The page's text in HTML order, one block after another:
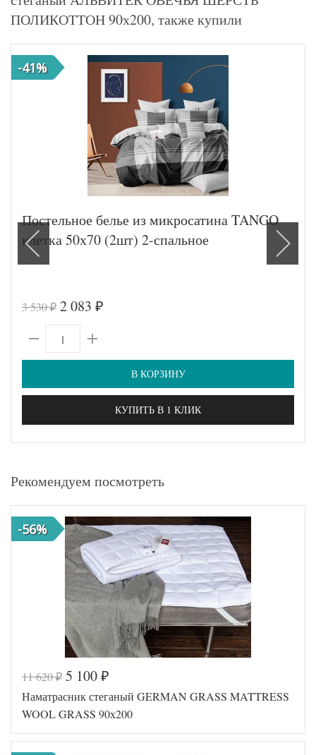
ПОЛИКОТТОН 90х200, также купили
-41%
Постельное белье из микросатина TANGO
клетка 50х70 (2шт) 2-спальное
3 530₽ 2 083 ₽
В КОРЗИНУ
КУПИТЬ В 1 КЛИК
Рекомендуем посмотреть
-56%
11 620₽ 5 100 ₽
Наматрасник стеганый GERMAN GRASS MATTRESS
WOOL GRASS 90х200